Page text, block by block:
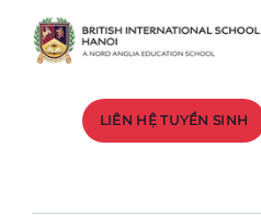
LIÊN HỆ TUYỂN SINH